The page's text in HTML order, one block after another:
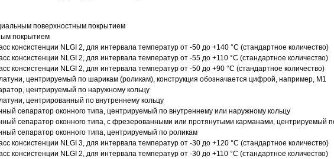
поверхностным покрытием
покрытием
консистенции NLGI 2, для интервала температур от -50 до +140 °C (стандартное количество)
консистенции NLGI 2, для интервала температур от -55 до +110 °C (стандартное количество)
консистенции NLGI 2, для интервала температур от -50 до +90 °C (стандартное количество)
центрируемый по шарикам (роликам), конструкция обозначается цифрой, например, M1
центрируемый по наружному кольцу
центрированный по внутреннему кольцу
сепаратор оконного типа, центрируемый по внутреннему или наружному кольцу
сепаратор оконного типа, с фрезерованными или протянутыми карманами, центрируемый
сепаратор оконного типа, центрируемый по роликам
консистенции NLGI 3, для интервала температур от -30 до +120 °C (стандартное количество)
консистенции NLGI 2, для интервала температур от -30 до +110 °C (стандартное количество)